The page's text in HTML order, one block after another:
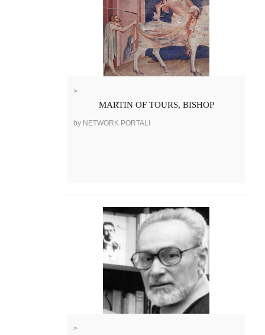
>
MARTIN OF TOURS, BISHOP
by NETWORK PORTALI
>